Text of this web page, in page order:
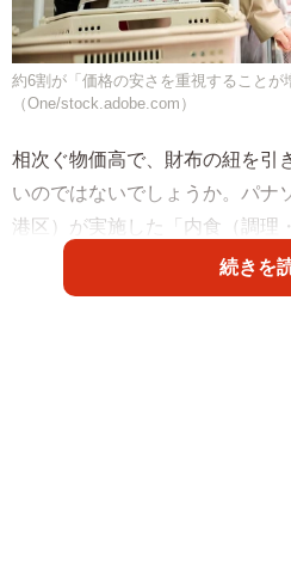
約6割が「価格の安さを重視すること
（One/stock.adobe.com）
相次ぐ物価高で、財布の紐を引
いのではないでしょうか。パナ
港区）が実施した「内食（調理
化」に関する実態調査によると
が「価格の安さを重視すること
続きを